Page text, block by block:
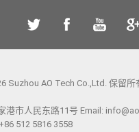
Suzhou AO Tech Co.,Ltd. 保留所
港市人民东路11号 Email:
512 5816 3558